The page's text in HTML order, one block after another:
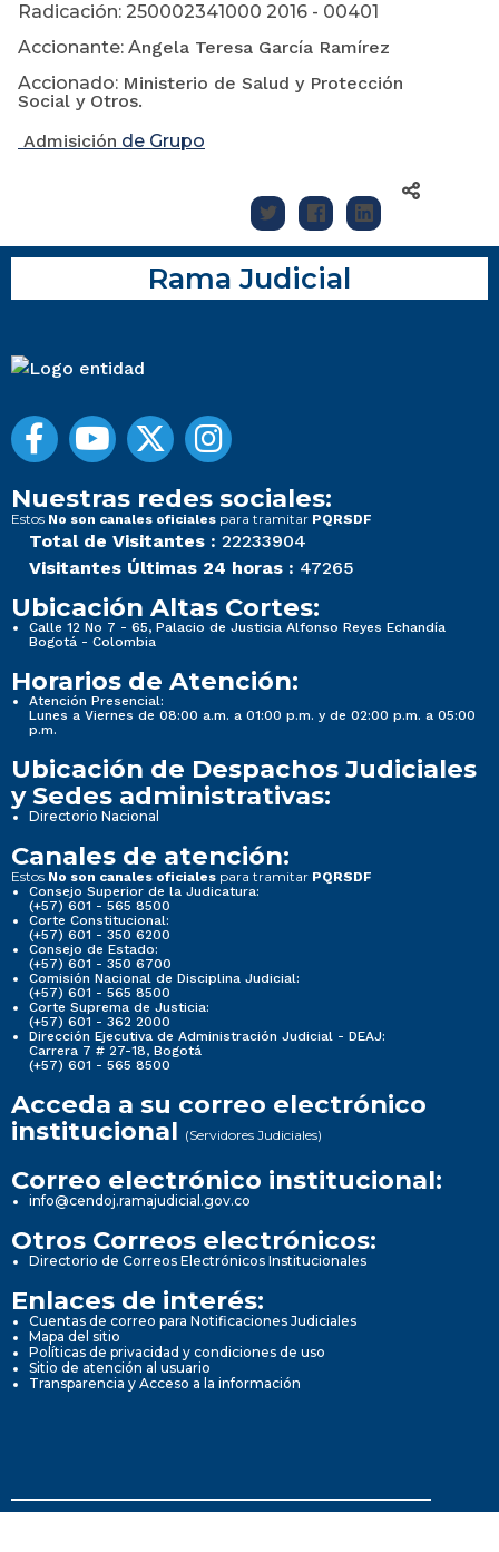
Radicación: 250002341000 2016 - 00401
Accionante: Angela Teresa García Ramírez
Accionado: Ministerio de Salud y Protección
Social y Otros.
Admisición de Grupo
Rama Judicial
Nuestras redes sociales:
Estos No son canales oficiales para tramitar PQRSDF
Total de Visitantes : 22233904
Visitantes Últimas 24 horas : 47265
Ubicación Altas Cortes:
Calle 12 No 7 - 65, Palacio de Justicia Alfonso Reyes Echandía
Bogotá - Colombia
Horarios de Atención:
Atención Presencial:
Lunes a Viernes de 08:00 a.m. a 01:00 p.m. y de 02:00 p.m. a 05:00
p.m.
Ubicación de Despachos Judiciales
y Sedes administrativas:
Directorio Nacional
Canales de atención:
Estos No son canales oficiales para tramitar PQRSDF
Consejo Superior de la Judicatura:
(+57) 601 - 565 8500
Corte Constitucional:
(+57) 601 - 350 6200
Consejo de Estado:
(+57) 601 - 350 6700
Comisión Nacional de Disciplina Judicial:
(+57) 601 - 565 8500
Corte Suprema de Justicia:
(+57) 601 - 362 2000
Dirección Ejecutiva de Administración Judicial - DEAJ:
Carrera 7 # 27-18, Bogotá
(+57) 601 - 565 8500
Acceda a su correo electrónico
institucional (Servidores Judiciales)
Correo electrónico institucional:
info@cendoj.ramajudicial.gov.co
Otros Correos electrónicos:
Directorio de Correos Electrónicos Institucionales
Enlaces de interés:
Cuentas de correo para Notificaciones Judiciales
Mapa del sitio
Políticas de privacidad y condiciones de uso
Sitio de atención al usuario
Transparencia y Acceso a la información